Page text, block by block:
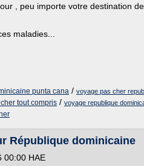
, peu importe votre destination de
maladies...
punta cana / voyage pas cher
tout compris / voyage republique
République dominicaine
00:00 HAE